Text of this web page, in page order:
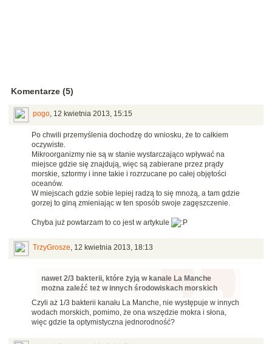
Komentarze (5)
pogo, 12 kwietnia 2013, 15:15
Po chwili przemyślenia dochodzę do wniosku, że to całkiem
oczywiste.
Mikroorganizmy nie są w stanie wystarczająco wpływać na
miejsce gdzie się znajdują, więc są zabierane przez prądy
morskie, sztormy i inne takie i rozrzucane po całej objętości
oceanów.
W miejscach gdzie sobie lepiej radzą to się mnożą, a tam gdzie
gorzej to giną zmieniając w ten sposób swoje zagęszczenie.
Chyba już powtarzam to co jest w artykule
TrzyGrosze, 12 kwietnia 2013, 18:13
nawet 2/3 bakterii, które żyją w kanale La Manche
można zaleźć też w innych środowiskach morskich
Czyli aż 1/3 bakterii kanału La Manche, nie występuje w innych
wodach morskich, pomimo, że ona wszędzie mokra i słona,
więc gdzie ta optymistyczna jednorodność?